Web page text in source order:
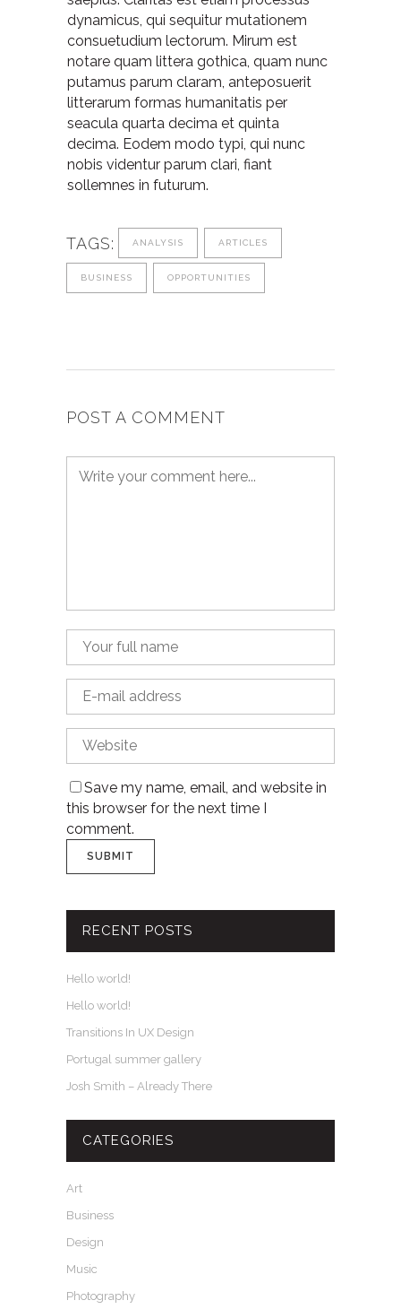
dynamicus, qui sequitur mutationem
consuetudium lectorum. Mirum est
notare quam littera gothica, quam nunc
putamus parum claram, anteposuerit
litterarum formas humanitatis per
seacula quarta decima et quinta
decima. Eodem modo typi, qui nunc
nobis videntur parum clari, fiant
sollemnes in futurum.
TAGS: ANALYSIS ARTICLES
BUSINESS OPPORTUNITIES
POST A COMMENT
Save my name, email, and website in
this browser for the next time I
comment.
RECENT POSTS
Hello world!
Hello world!
Transitions In UX Design
Portugal summer gallery
Josh Smith – Already There
CATEGORIES
Art
Business
Design
Music
Photography